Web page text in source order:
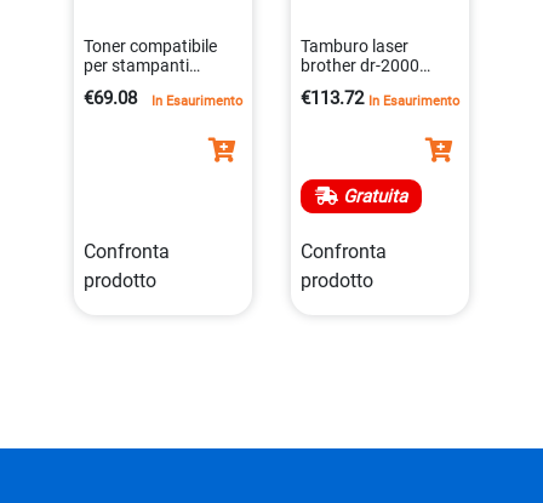
Toner compatibile
per stampanti
nero, 1600 pagine
€69.08 In Esaurimento
Confronta
prodotto
Tamburo laser
brother dr-2000
pagine
€113.72 In Esaurimento
Gratuita
Confronta
prodotto